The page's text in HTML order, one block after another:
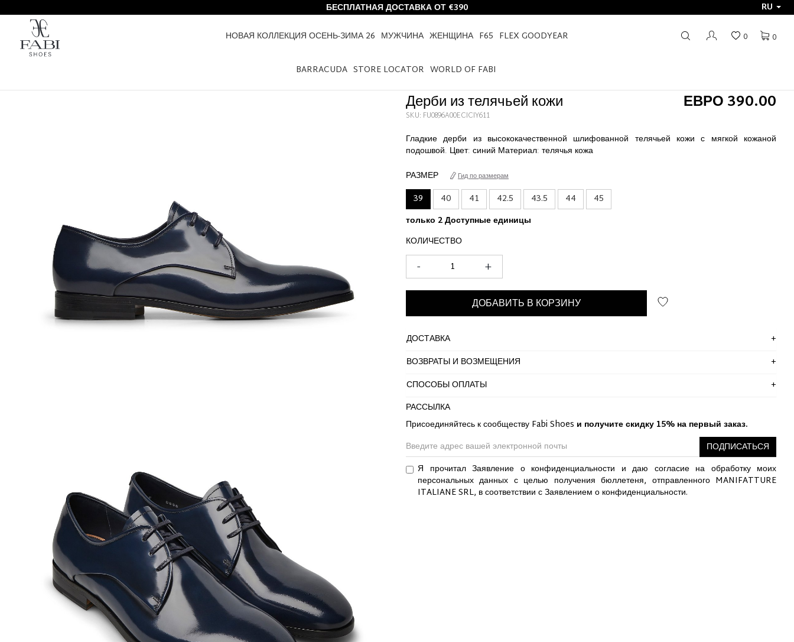
БЕСПЛАТНАЯ ДОСТАВКА ОТ €390
RU
НОВАЯ КОЛЛЕКЦИЯ ОСЕНЬ-ЗИМА 26 МУЖЧИНА ЖЕНЩИНА F65 FLEX GOODYEAR
BARRACUDA STORE LOCATOR WORLD OF FABI
0
0
HOME ДЕРБИ ИЗ ТЕЛЯЧЬЕЙ КОЖИ
Дерби из телячьей кожи ЕВРО 390.00
SKU: FU0896A00ECICIY611
Гладкие дерби из высококачественной шлифованной телячьей кожи с мягкой кожаной
подошвой. Цвет: синий Материал: телячья кожа
РАЗМЕР
Гид по размерам
39 40 41 42.5 43.5 44
45
только 2 Доступные единицы
КОЛИЧЕСТВО
+
-
ДОБАВИТЬ В КОРЗИНУ
ДОСТАВКА
ВОЗВРАТЫ И ВОЗМЕЩЕНИЯ
СПОСОБЫ ОПЛАТЫ
РАССЫЛКА
Присоединяйтесь к сообществу Fabi Shoes и получите скидку 15% на первый заказ.
ПОДПИСАТЬСЯ
Я прочитал Заявление о конфиденциальности и даю согласие на обработку моих
персональных данных с целью получения бюллетеня, отправленного MANIFATTURE
ITALIANE SRL, в соответствии с Заявлением о конфиденциальности.